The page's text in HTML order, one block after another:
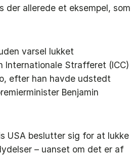
der allerede et eksempel, som
varsel lukket
Internationale Strafferet (ICC)
efter han havde udstedt
Benjamin
USA beslutter sig for at lukke
– uanset om det er af